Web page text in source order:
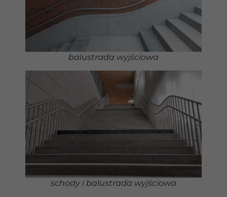
balustrada wyjściowa
schody i balustrada wyjściowa